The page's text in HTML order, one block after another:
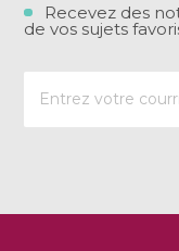
Recevez des
de vos sujets